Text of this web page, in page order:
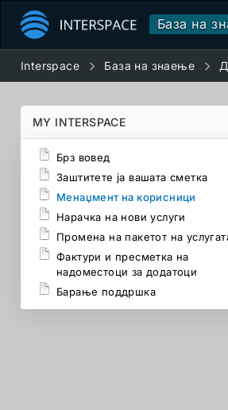
База на
Interspace База на знаење
MY INTERSPACE
Брз вовед
Заштитете ја вашата сметка
Менаџмент на корисници
Нарачка на нови услуги
Промена на пакетот на
Фактури и пресметка на
надоместоци за додатоци
Барање поддршка